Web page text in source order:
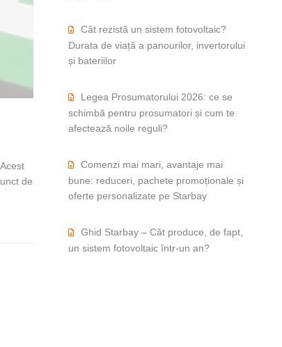
Cât rezistă un sistem fotovoltaic?
Durata de viață a panourilor, invertorului
și bateriilor
Legea Prosumatorului 2026: ce se
schimbă pentru prosumatori și cum te
afectează noile reguli?
Comenzi mai mari, avantaje mai
bune: reduceri, pachete promoționale și
oferte personalizate pe Starbay
Ghid Starbay – Cât produce, de fapt,
un sistem fotovoltaic într-un an?
de
cele mai bune